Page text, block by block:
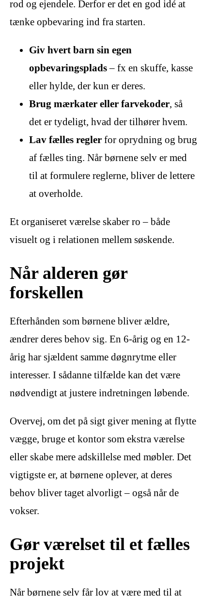
rod og ejendele. Derfor er det en god idé at
tænke opbevaring ind fra starten.
Giv hvert barn sin egen
opbevaringsplads– fx en skuffe, kasse
eller hylde, der kun er deres.
Brug mærkater eller farvekoder, så
det er tydeligt, hvad der tilhører hvem.
Lav fælles regler for oprydning og brug
af fælles ting. Når børnene selv er med
til at formulere reglerne, bliver de lettere
at overholde.
Et organiseret værelse skaber ro – både
visuelt og i relationen mellem søskende.
Når alderen gør
forskellen
Efterhånden som børnene bliver ældre,
ændrer deres behov sig. En 6-årig og en 12-
årig har sjældent samme døgnrytme eller
interesser. I sådanne tilfælde kan det være
nødvendigt at justere indretningen løbende.
Overvej, om det på sigt giver mening at flytte
vægge, bruge et kontor som ekstra værelse
eller skabe mere adskillelse med møbler. Det
vigtigste er, at børnene oplever, at deres
behov bliver taget alvorligt – også når de
vokser.
Gør værelset til et fælles
projekt
Når børnene selv får lov at være med til at